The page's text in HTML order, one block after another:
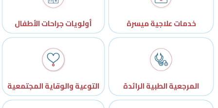
خدمات علاجية ميسرة أولويات جراحات الأطفال
المرجعية الطبية الرائدة التوعية والوقاية المجتمعية